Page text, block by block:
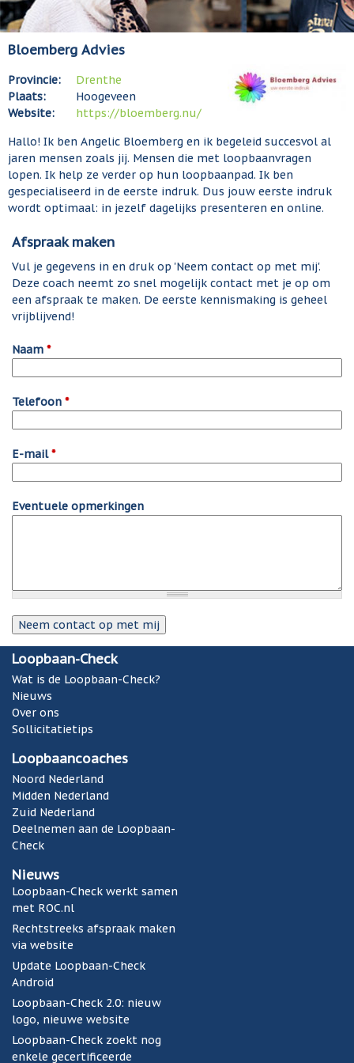
Bloemberg Advies
Provincie:
Drenthe
Plaats:
Hoogeveen
Website:
https://bloemberg.nu/
Hallo! Ik ben Angelic Bloemberg en ik begeleid succesvol al
jaren mensen zoals jij. Mensen die met loopbaanvragen
lopen. Ik help ze verder op hun loopbaanpad. Ik ben
gespecialiseerd in de eerste indruk. Dus jouw eerste indruk
wordt optimaal: in jezelf dagelijks presenteren en online.
Afspraak maken
Vul je gegevens in en druk op 'Neem contact op met mij'.
Deze coach neemt zo snel mogelijk contact met je op om
een afspraak te maken. De eerste kennismaking is geheel
vrijblijvend!
Naam *
Telefoon *
E-mail*
Eventuele opmerkingen
Loopbaan-Check
Wat is de Loopbaan-Check?
Nieuws
Over ons
Sollicitatietips
Loopbaancoaches
Noord Nederland
Midden Nederland
Zuid Nederland
Deelnemen aan de Loopbaan-
Check
Nieuws
Loopbaan-Check werkt samen
met ROC.nl
Rechtstreeks afspraak maken
via website
Update Loopbaan-Check
Android
Loopbaan-Check 2.0: nieuw
logo, nieuwe website
Loopbaan-Check zoekt nog
enkele gecertificeerde